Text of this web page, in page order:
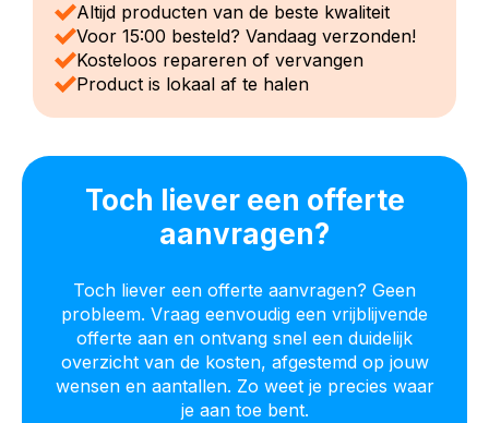
Altijd producten van de beste kwaliteit
Voor 15:00 besteld? Vandaag verzonden!
Kosteloos repareren of vervangen
Product is lokaal af te halen
Toch liever een offerte
aanvragen?
Toch liever een offerte aanvragen? Geen
probleem. Vraag eenvoudig een vrijblijvende
offerte aan en ontvang snel een duidelijk
overzicht van de kosten, afgestemd op jouw
wensen en aantallen. Zo weet je precies waar
je aan toe bent.